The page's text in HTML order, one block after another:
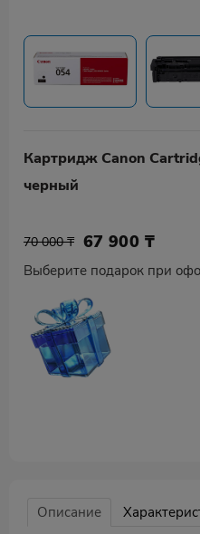
Картридж Canon
черный
70 000 ₸ 67 900 ₸
Выберите подарок при
Описание